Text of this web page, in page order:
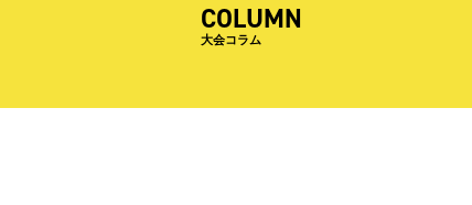
COLUMN
大会コラム